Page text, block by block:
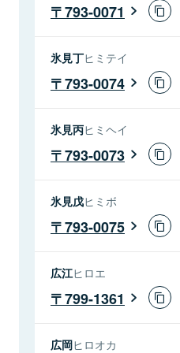
793-0071
氷見丁ヒミテイ
793-0074
氷見丙ヒミヘイ
793-0073
氷見戊ヒミボ
793-0075
広江ヒロエ
799-1361
広岡ヒロオカ